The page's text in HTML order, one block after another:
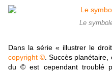
Le
Dans la série « illustrer le
copyright © . Succès
du © est cependant troublé